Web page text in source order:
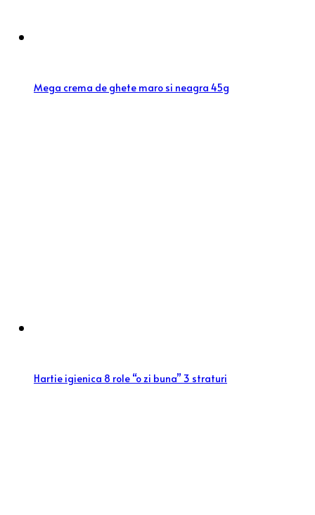
Mega crema de ghete maro si neagra 45g
Hartie igienica 8 role “o zi buna” 3 straturi